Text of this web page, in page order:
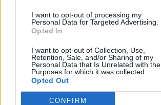
I want to opt-out of processing my
Personal Data for Targeted Advertising.
Opted In
I want to opt-out of Collection, Use,
Retention, Sale, and/or Sharing of my
Personal Data that Is Unrelated with the
Purposes for which it was collected.
Opted Out
CONFIRM
Arată rezultatele
Arhiva sondajelor